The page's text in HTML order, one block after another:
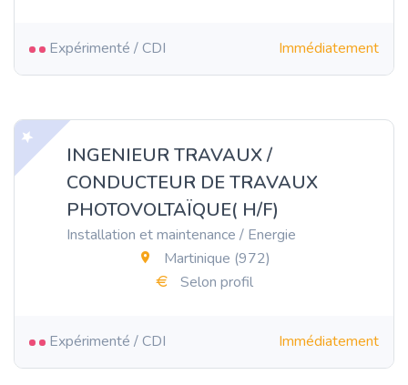
Expérimenté / CDI Immédiatement
INGENIEUR TRAVAUX /
CONDUCTEUR DE TRAVAUX
PHOTOVOLTAÏQUE( H/F)
Installation et maintenance / Energie
Martinique (972)
Selon profil
Expérimenté / CDI Immédiatement